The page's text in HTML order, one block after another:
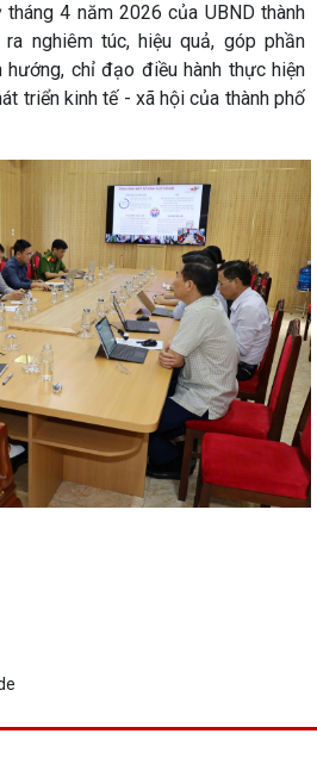
4 năm 2026 của UBND thành
nghiêm túc, hiệu quả, góp phần
chỉ đạo điều hành thực hiện
triển kinh tế - xã hội của thành phố